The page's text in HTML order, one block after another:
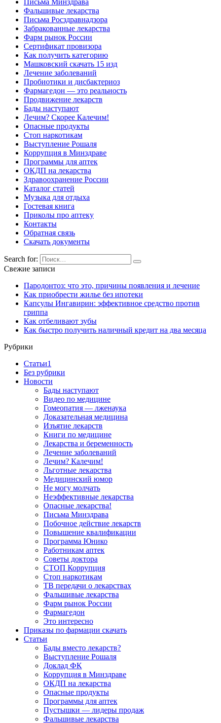
Фальшивые лекарства
Письма Росздравнадзора
Забракованные лекарства
Фарм рынок России
Сертификат провизора
Как получить категорию
Машковский скачать 15 изд
Лечение заболеваний
Пробиотики и дисбактериоз
Фармагедон — это реальность
Продвижение лекарств
Бады наступают
Лечим? Скорее Калечим!
Опасные продукты
Стоп наркотикам
Выступление Рошаля
Коррупция в Минздраве
Программы для аптек
ОКДП на лекарства
Здравоохранение России
Каталог статей
Музыка для отдыха
Гостевая книга
Приколы про аптеку
Контакты
Обратная связь
Скачать документы
Search for:
Свежие записи
Пародонтоз: что это, причины появления и лечение
Как приобрести жилье без ипотеки
Капсулы Ингавирин: эффективное средство против
гриппа
Как отбеливают зубы
Как быстро получить наличный кредит на два месяца
Рубрики
Cтатьи1
Без рубрики
Новости
Бады наступают
Видео по медицине
Гомеопатия — лженаука
Доказательная медицина
Изъятие лекарств
Книги по медицине
Лекарства и беременность
Лечение заболеваний
Лечим? Калечим!
Льготные лекарства
Медицинский юмор
Не могу молчать
Неэффективные лекарства
Опасные лекарства!
Письма Минздрава
Побочное действие лекарств
Повышение квалификации
Программа Юнико
Работникам аптек
Советы доктора
СТОП Коррупция
Стоп наркотикам
ТВ передачи о лекарствах
Фальшивые лекарства
Фарм рынок России
Фармагедон
Это интересно
Приказы по фармации скачать
Статьи
Бады вместо лекарств?
Выступление Рошаля
Доклад ФК
Коррупция в Минздраве
ОКДП на лекарства
Опасные продукты
Программы для аптек
Пустышки — лидеры продаж
Фальшивые лекарства